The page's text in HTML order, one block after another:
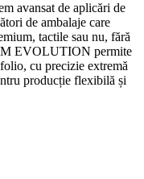
avansat de aplicări de
de ambalaje care
tactile sau nu, fără
EVOLUTION permite
cu precizie extremă
producție flexibilă și